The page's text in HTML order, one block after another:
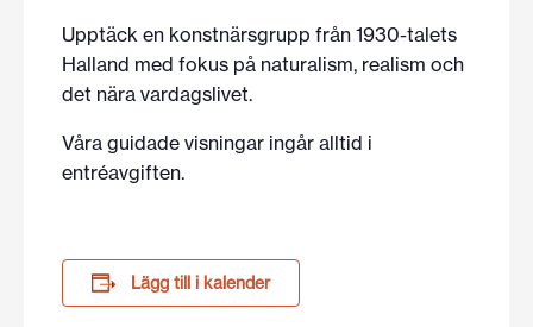
Upptäck en konstnärsgrupp från 1930-talets
Halland med fokus på naturalism, realism och
det nära vardagslivet.
Våra guidade visningar ingår alltid i
entréavgiften.
Lägg till i kalender